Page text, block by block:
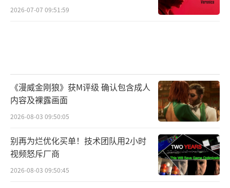
2026-07-07 09:51:59
《漫威金刚狼》获M评级 确认包含成人
内容及裸露画面
2026-08-03 09:50:05
别再为烂优化买单！技术团队用2小时
视频怒斥厂商
2026-08-03 09:50:45